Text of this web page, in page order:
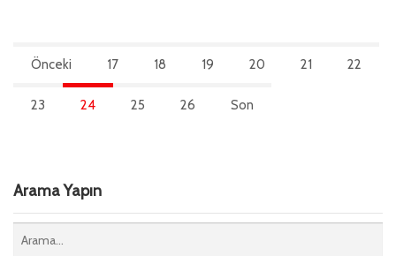
Önceki 17 18 19 20 21 22
23 24 25 26 Son
Arama Yapın